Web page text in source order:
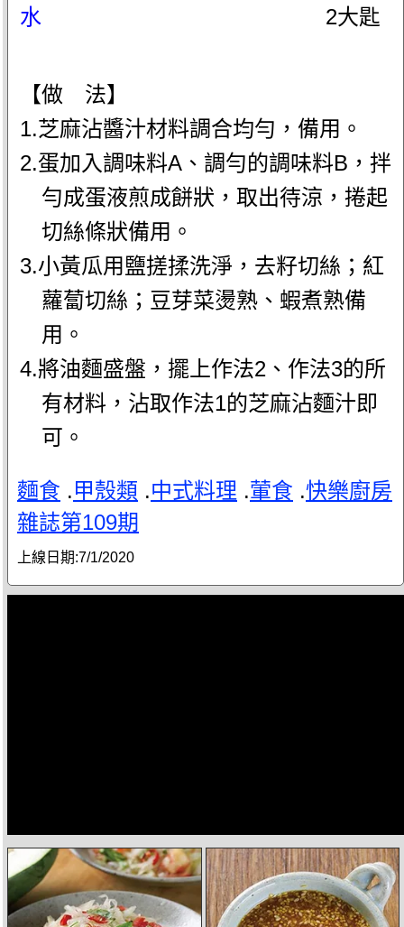
水
2大匙
【做 法】
1.芝麻沾醬汁材料調合均勻，備用。
2.蛋加入調味料A、調勻的調味料B，拌
勻成蛋液煎成餅狀，取出待涼，捲起
切絲條狀備用。
3.小黃瓜用鹽搓揉洗淨，去籽切絲；紅
蘿蔔切絲；豆芽菜燙熟、蝦煮熟備
用。
4.將油麵盛盤，擺上作法2、作法3的所
有材料，沾取作法1的芝麻沾麵汁即
可。
麵食 .甲殼類 .中式料理 .葷食 .快樂廚房
雜誌第109期
上線日期:7/1/2020